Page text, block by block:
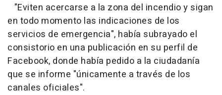
"Eviten acercarse a la zona del incendio y sigan
en todo momento las indicaciones de los
servicios de emergencia", había subrayado el
consistorio en una publicación en su perfil de
Facebook, donde había pedido a la ciudadanía
que se informe "únicamente a través de los
canales oficiales".